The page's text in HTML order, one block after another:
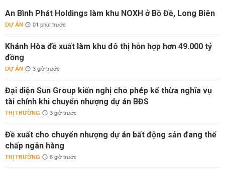
An Bình Phát Holdings làm khu NOXH ở Bồ Đề, Long Biên
DỰ ÁN 01 phút trước
Khánh Hòa đề xuất làm khu đô thị hỗn hợp hơn 49.000 tỷ
đồng
DỰ ÁN 3 giờ trước
Đại diện Sun Group kiến nghị cho phép kế thừa nghĩa vụ
tài chính khi chuyển nhượng dự án BĐS
THỊ TRƯỜNG 3 giờ trước
Đề xuất cho chuyển nhượng dự án bất động sản đang thế
chấp ngân hàng
THỊ TRƯỜNG 6 giờ trước